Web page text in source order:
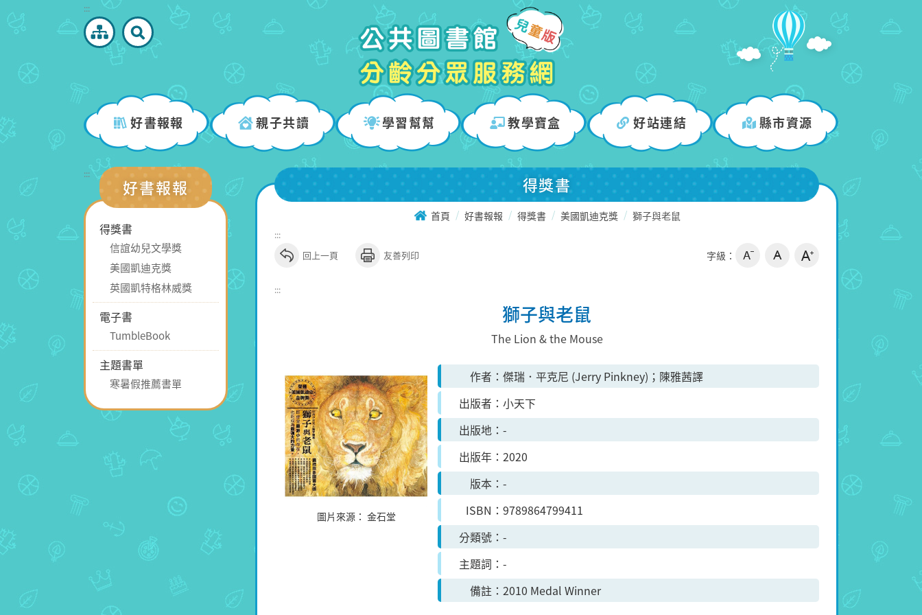
到
塊
:::
好書報報 親子共讀 學習幫幫 教學寶盒 好站連結 縣市資源
:::
好書報報
得獎書
信誼幼兒文學獎
美國凱迪克獎
英國凱特格林威獎
電子書
TumbleBook
主題書單
寒暑假推薦書單
得獎書
首頁 好書報報 得獎書 美國凱迪克獎 獅子與老鼠
:::
回上一頁 友善列印 字級：
:::
獅子與老鼠
The Lion & the Mouse
圖片來源： 金石堂
作者
傑瑞．平克尼 (Jerry Pinkney)；陳雅茜譯
出版者
小天下
出版地
-
出版年
2020
版本
-
ISBN
9789864799411
分類號
-
主題詞
-
備註
2010 Medal Winner